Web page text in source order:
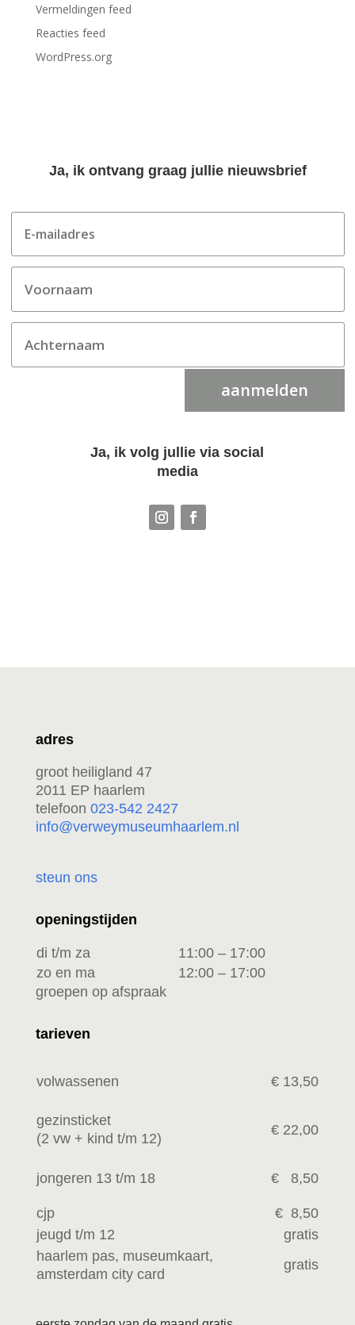
Vermeldingen feed
Reacties feed
WordPress.org
Ja, ik ontvang graag jullie nieuwsbrief
aanmelden
Ja, ik volg jullie via social
media
adres
groot heiligland 47
2011 EP haarlem
telefoon 023-542 2427
info@verweymuseumhaarlem.nl
steun ons
openingstijden
di t/m za
11:00 – 17:00
zo en ma
12:00 – 17:00
groepen op afspraak
tarieven
volwassenen € 13,50
gezinsticket
(2 vw + kind t/m 12)
€ 22,00
jongeren 13 t/m 18 € 8,50
cjp
€ 8,50
jeugd t/m 12
gratis
haarlem pas, museumkaart,
amsterdam city card
gratis